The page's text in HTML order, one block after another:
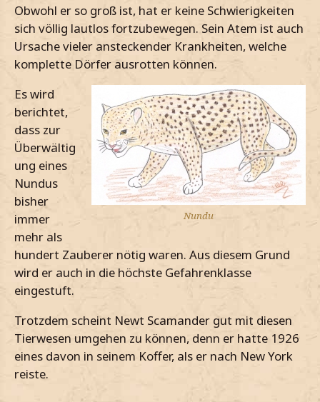
Obwohl er so groß ist, hat er keine Schwierigkeiten
sich völlig lautlos fortzubewegen. Sein Atem ist auch
Ursache vieler ansteckender Krankheiten, welche
komplette Dörfer ausrotten können.
Nundu
Es wird
berichtet,
dass zur
Überwältig
ung eines
Nundus
bisher
immer
mehr als
hundert Zauberer nötig waren. Aus diesem Grund
wird er auch in die höchste Gefahrenklasse
eingestuft.
Trotzdem scheint Newt Scamander gut mit diesen
Tierwesen umgehen zu können, denn er hatte 1926
eines davon in seinem Koffer, als er nach New York
reiste.